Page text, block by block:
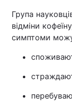
Група
відміни
симптоми